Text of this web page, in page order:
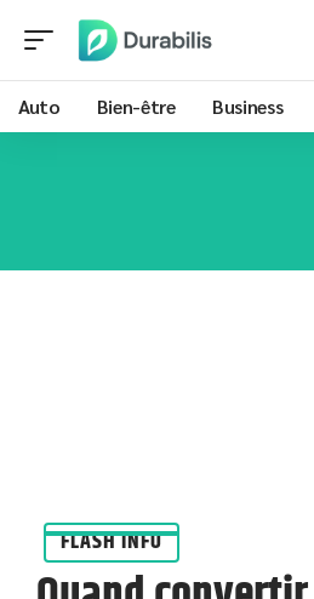
Auto Bien-être Business
FLASH INFO